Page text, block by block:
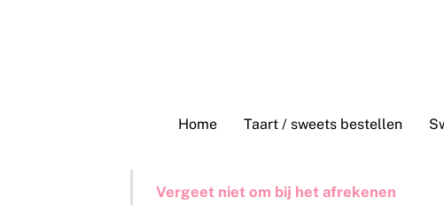
Home Taart / sweets bestellen
Vergeet niet om bij het afrekenen